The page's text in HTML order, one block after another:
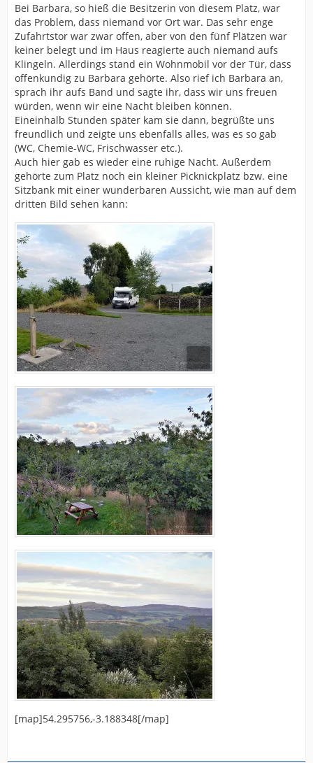
Bei Barbara, so hieß die Besitzerin von diesem Platz, war
das Problem, dass niemand vor Ort war. Das sehr enge
Zufahrtstor war zwar offen, aber von den fünf Plätzen war
keiner belegt und im Haus reagierte auch niemand aufs
Klingeln. Allerdings stand ein Wohnmobil vor der Tür, dass
offenkundig zu Barbara gehörte. Also rief ich Barbara an,
sprach ihr aufs Band und sagte ihr, dass wir uns freuen
würden, wenn wir eine Nacht bleiben können.
Eineinhalb Stunden später kam sie dann, begrüßte uns
freundlich und zeigte uns ebenfalls alles, was es so gab
(WC, Chemie-WC, Frischwasser etc.).
Auch hier gab es wieder eine ruhige Nacht. Außerdem
gehörte zum Platz noch ein kleiner Picknickplatz bzw. eine
Sitzbank mit einer wunderbaren Aussicht, wie man auf dem
dritten Bild sehen kann:
[map]54.295756,-3.188348[/map]